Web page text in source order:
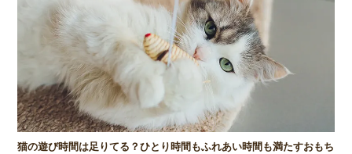
猫の遊び時間は足りてる？ひとり時間もふれあい時間も満たすおもち